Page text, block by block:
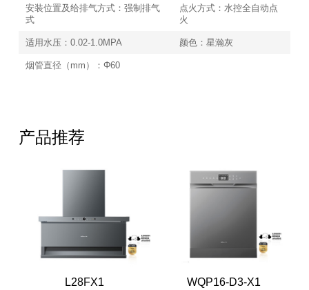
安装位置及给排气方式：强制排气
式
点火方式：水控全自动点
火
适用水压：0.02-1.0MPA 颜色：星瀚灰
烟管直径（mm）：Φ60
产品推荐
L28FX1 WQP16-D3-X1